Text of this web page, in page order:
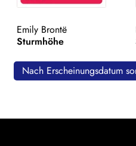
Search:
Emily Brontë
Sturmhöhe
Nach Erscheinungsdatum